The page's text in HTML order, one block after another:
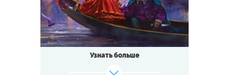
Тип квеста Квестория
Кто не слышал о знаменитом
Венецианском бале?
Ночь расцвечена фейерверками, играют
Узнать больше